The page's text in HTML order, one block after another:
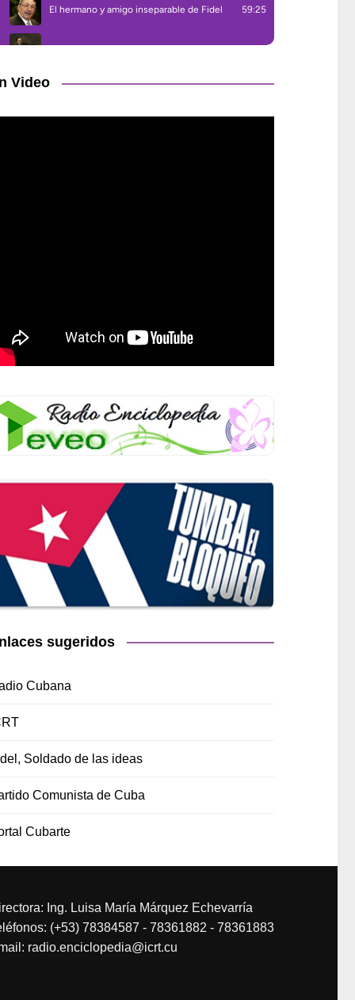
Video
sugeridos
Cubana
Soldado de las ideas
Comunista de Cuba
Cubarte
Ing. Luisa María Márquez Echevarría
(+53) 78384587 - 78361882 - 78361883
radio.enciclopedia@icrt.cu